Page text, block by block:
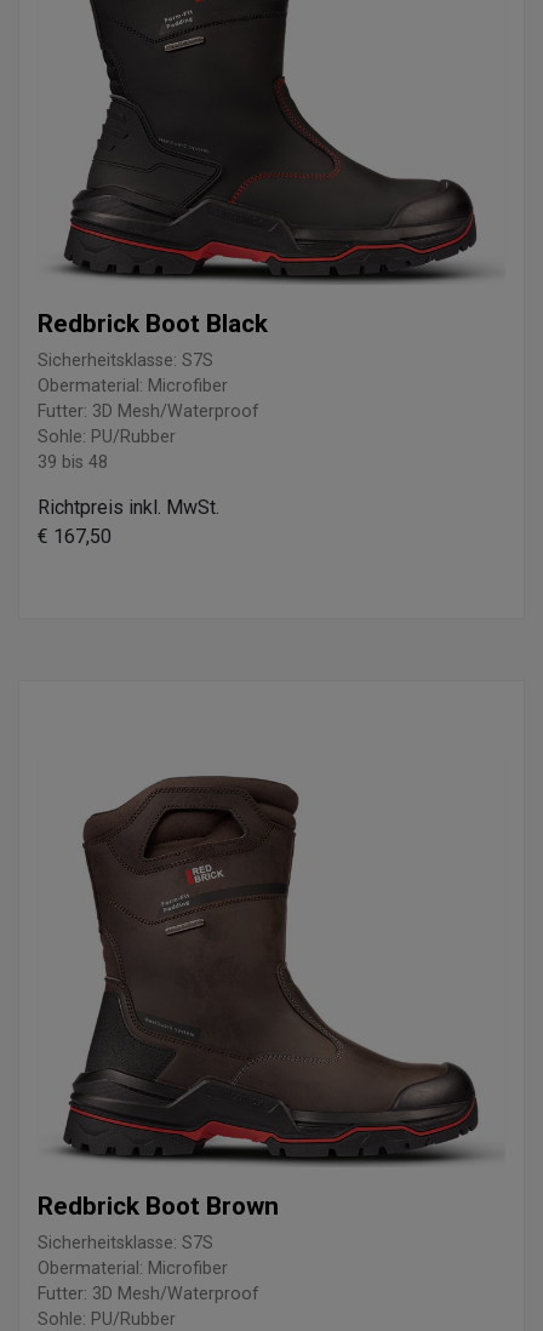
Redbrick Boot Black
Sicherheitsklasse: S7S
Obermaterial: Microfiber
Futter: 3D Mesh/Waterproof
Sohle: PU/Rubber
39 bis 48
Richtpreis inkl. MwSt.
€ 167,50
Redbrick Boot Brown
Sicherheitsklasse: S7S
Obermaterial: Microfiber
Futter: 3D Mesh/Waterproof
Sohle: PU/Rubber